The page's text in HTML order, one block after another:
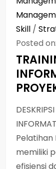
Skill /
Posted on:
Pelatihan
memiliki
efisiensi